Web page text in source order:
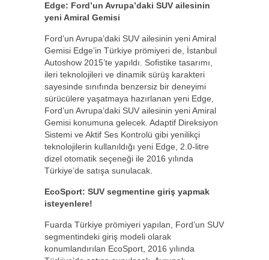
Edge: Ford’un Avrupa’daki SUV ailesinin
yeni Amiral Gemisi
Ford’un Avrupa’daki SUV ailesinin yeni Amiral
Gemisi Edge’in Türkiye prömiyeri de, İstanbul
Autoshow 2015’te yapıldı. Sofistike tasarımı,
ileri teknolojileri ve dinamik sürüş karakteri
sayesinde sınıfında benzersiz bir deneyimi
sürücülere yaşatmaya hazırlanan yeni Edge,
Ford’un Avrupa’daki SUV ailesinin yeni Amiral
Gemisi konumuna gelecek. Adaptif Direksiyon
Sistemi ve Aktif Ses Kontrolü gibi yenilikçi
teknolojilerin kullanıldığı yeni Edge, 2.0-litre
dizel otomatik seçeneği ile 2016 yılında
Türkiye’de satışa sunulacak.
EcoSport: SUV segmentine giriş yapmak
isteyenlere!
Fuarda Türkiye prömiyeri yapılan, Ford’un SUV
segmentindeki giriş modeli olarak
konumlandırılan EcoSport, 2016 yılında